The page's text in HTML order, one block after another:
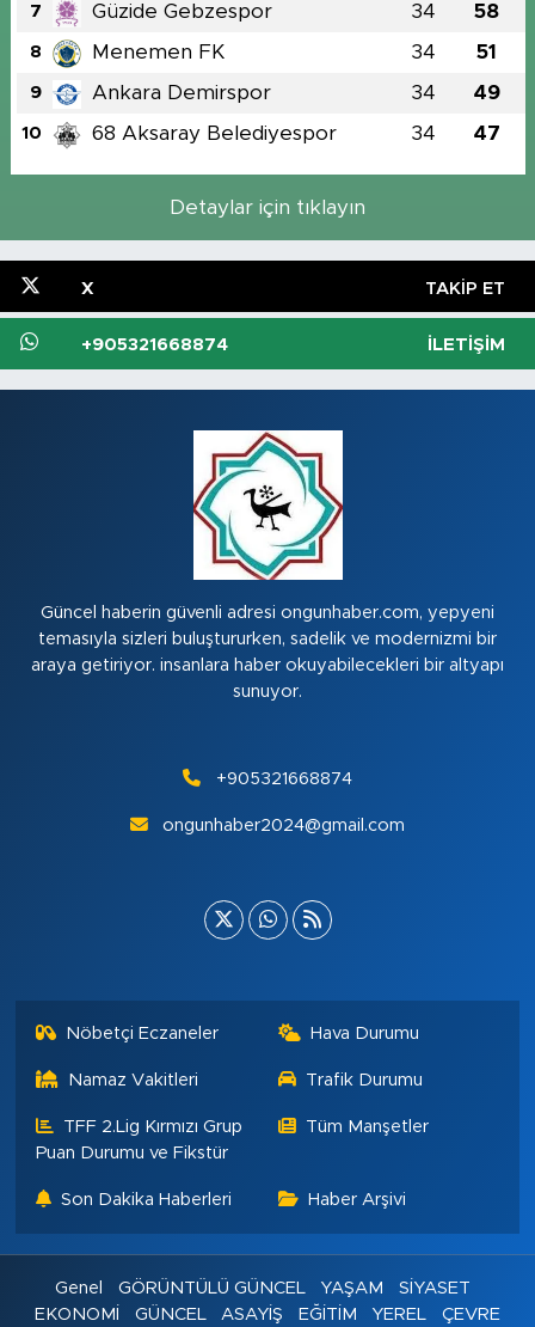
7 Güzide Gebzespor 34 58
8 Menemen FK 34 51
9 Ankara Demirspor 34 49
10 68 Aksaray Belediyespor 34 47
Detaylar için tıklayın
X TAKIP ET
+905321668874 İLETIŞIM
Güncel haberin güvenli adresi ongunhaber.com, yepyeni
temasıyla sizleri buluştururken, sadelik ve modernizmi bir
araya getiriyor. insanlara haber okuyabilecekleri bir altyapı
sunuyor.
+905321668874
ongunhaber2024@gmail.com
Nöbetçi Eczaneler Hava Durumu
Namaz Vakitleri Trafik Durumu
TFF 2.Lig Kırmızı Grup
Puan Durumu ve Fikstür
Tüm Manşetler
Son Dakika Haberleri Haber Arşivi
Genel GÖRÜNTÜLÜ GÜNCEL YAŞAM
SİYASET
EKONOMİ
GÜNCEL ASAYİŞ EĞİTİM YEREL ÇEVRE